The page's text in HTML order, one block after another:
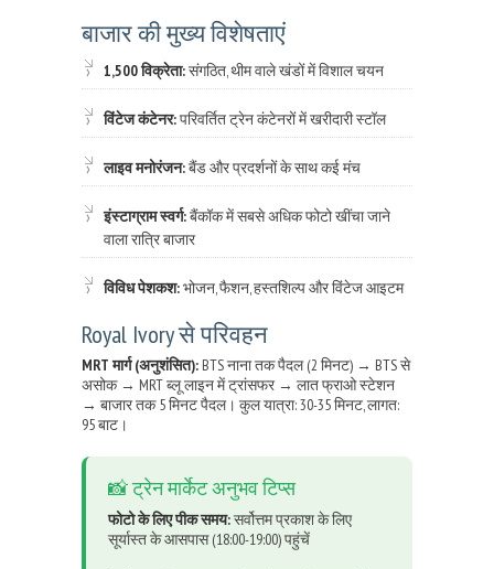
बाजार की मुख्य विशेषताएं
1,500 विक्रेता:संगठित, थीम वाले खंडों में विशाल चयन
विंटेज कंटेनर:परिवर्तित ट्रेन कंटेनरों में खरीदारी स्टॉल
लाइव मनोरंजन:बैंड और प्रदर्शनों के साथ कई मंच
इंस्टाग्राम स्वर्ग:बैंकॉक में सबसे अधिक फोटो खींचा जाने
वाला रात्रि बाजार
विविध पेशकश:भोजन, फैशन, हस्तशिल्प और विंटेज आइटम
Royal Ivory से परिवहन
MRT मार्ग (अनुशंसित): BTS नाना तक पैदल (2 मिनट) → BTS से
असोक → MRT ब्लू लाइन में ट्रांसफर → लात फ्राओ स्टेशन
→ बाजार तक 5 मिनट पैदल। कुल यात्रा: 30-35 मिनट, लागत:
95 बाट।
📸 ट्रेन मार्केट अनुभव टिप्स
फोटो के लिए पीक समय:सर्वोत्तम प्रकाश के लिए
सूर्यास्त के आसपास (18:00-19:00) पहुंचें